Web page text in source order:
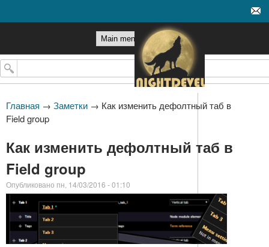
содержанию
Поиск
Главная → Заметки → Как изменить дефолтный таб в
Field group
Как изменить дефолтный таб в
Field group
Опубликовано пн, 14/03/2016 - 01:10